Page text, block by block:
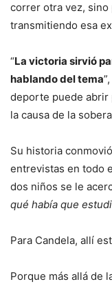
correr otra vez,
transmitiendo esa
“La victoria sirvió
hablando del tema
deporte puede abrir
la causa de la
Su historia
entrevistas en todo
dos niños se le
qué había que
Para Candela, allí
Porque más allá de